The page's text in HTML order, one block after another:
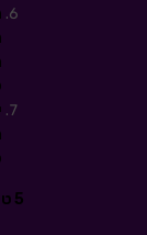
5 טיפים איך ליישם תוכנית בוגרים מוצלחת